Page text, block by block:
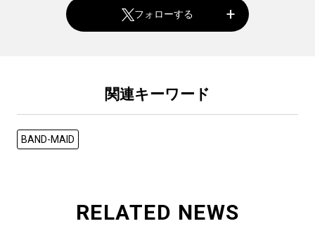
フォローする
関連キーワード
BAND-MAID
RELATED NEWS